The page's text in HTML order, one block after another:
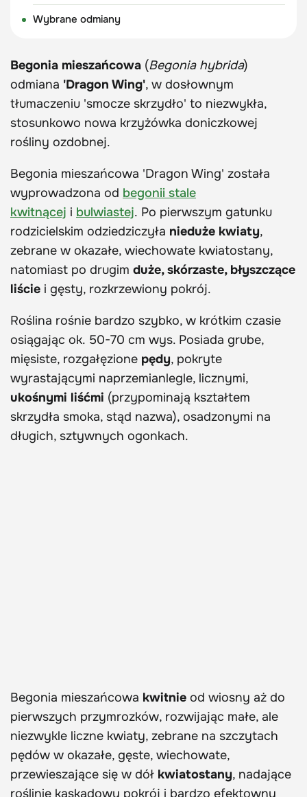
Wybrane odmiany
Begonia mieszańcowa (Begonia hybrida)
odmiana 'Dragon Wing', w dosłownym
tłumaczeniu 'smocze skrzydło' to niezwykła,
stosunkowo nowa krzyżówka doniczkowej
rośliny ozdobnej.
Begonia mieszańcowa 'Dragon Wing' została
wyprowadzona od begonii stale
kwitnącej i bulwiastej. Po pierwszym gatunku
rodzicielskim odziedziczyła nieduże kwiaty,
zebrane w okazałe, wiechowate kwiatostany,
natomiast po drugim duże, skórzaste, błyszczące
liście i gęsty, rozkrzewiony pokrój.
Roślina rośnie bardzo szybko, w krótkim czasie
osiągając ok. 50-70 cm wys. Posiada grube,
mięsiste, rozgałęzione pędy, pokryte
wyrastającymi naprzemianlegle, licznymi,
ukośnymi liśćmi (przypominają kształtem
skrzydła smoka, stąd nazwa), osadzonymi na
długich, sztywnych ogonkach.
Begonia mieszańcowa kwitnie od wiosny aż do
pierwszych przymrozków, rozwijając małe, ale
niezwykle liczne kwiaty, zebrane na szczytach
pędów w okazałe, gęste, wiechowate,
przewieszające się w dół kwiatostany, nadające
roślinie kaskadowy pokrój i bardzo efektowny